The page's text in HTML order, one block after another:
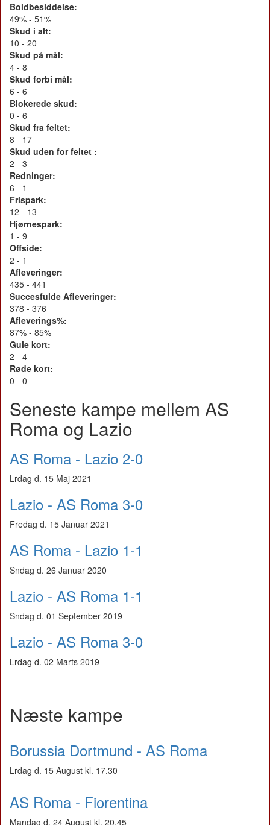
Boldbesiddelse:
49% - 51%
Skud i alt:
10 - 20
Skud på mål:
4 - 8
Skud forbi mål:
6 - 6
Blokerede skud:
0 - 6
Skud fra feltet:
8 - 17
Skud uden for feltet :
2 - 3
Redninger:
6 - 1
Frispark:
12 - 13
Hjørnespark:
1 - 9
Offside:
2 - 1
Afleveringer:
435 - 441
Succesfulde Afleveringer:
378 - 376
Afleverings%:
87% - 85%
Gule kort:
2 - 4
Røde kort:
0 - 0
Seneste kampe mellem AS
Roma og Lazio
AS Roma - Lazio 2-0
Lrdag d. 15 Maj 2021
Lazio - AS Roma 3-0
Fredag d. 15 Januar 2021
AS Roma - Lazio 1-1
Sndag d. 26 Januar 2020
Lazio - AS Roma 1-1
Sndag d. 01 September 2019
Lazio - AS Roma 3-0
Lrdag d. 02 Marts 2019
Næste kampe
Borussia Dortmund - AS Roma
Lrdag d. 15 August kl. 17.30
AS Roma - Fiorentina
Mandag d. 24 August kl. 20.45